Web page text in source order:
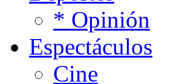
* Opinión
Espectáculos
Cine